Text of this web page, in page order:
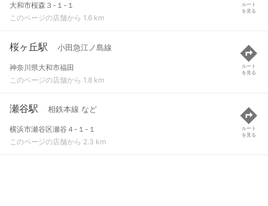
大和市桜森３-１-１
このページの店舗から 1.6 km
ルート
を見る
桜ヶ丘駅 小田急江ノ島線
神奈川県大和市福田
このページの店舗から 1.8 km
ルート
を見る
瀬谷駅 相鉄本線 など
横浜市瀬谷区瀬谷４-１-１
このページの店舗から 2.3 km
ルート
を見る